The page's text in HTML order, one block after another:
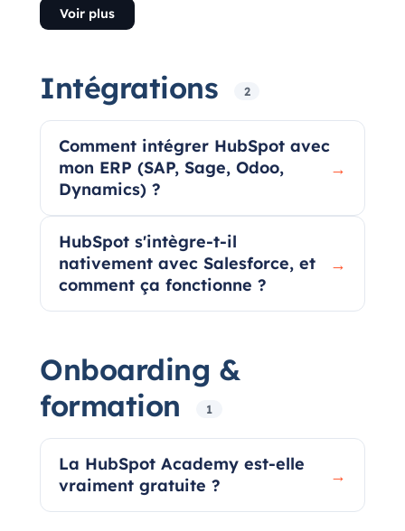
Voir plus
Intégrations 2
Comment intégrer HubSpot avec
mon ERP (SAP, Sage, Odoo,
Dynamics) ?
→
HubSpot s'intègre-t-il
nativement avec Salesforce, et
comment ça fonctionne ?
→
Onboarding &
formation
1
La HubSpot Academy est-elle
vraiment gratuite ?
→